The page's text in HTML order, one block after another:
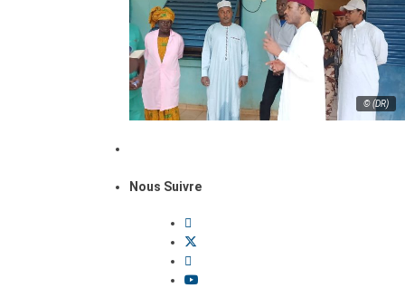
© (DR)
Nous Suivre